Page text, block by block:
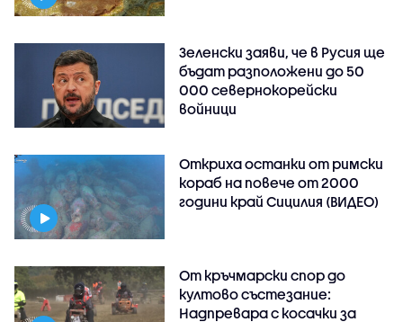
Зеленски заяви, че в Русия ще
бъдат разположени до 50
000 севернокорейски
войници
Откриха останки от римски
кораб на повече от 2000
години край Сицилия (ВИДЕО)
От кръчмарски спор до
култово състезание:
Надпревара с косачки за